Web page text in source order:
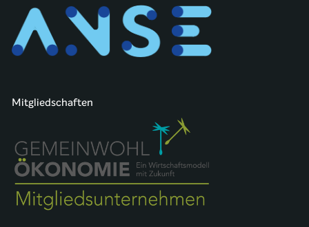
Mitgliedschaften